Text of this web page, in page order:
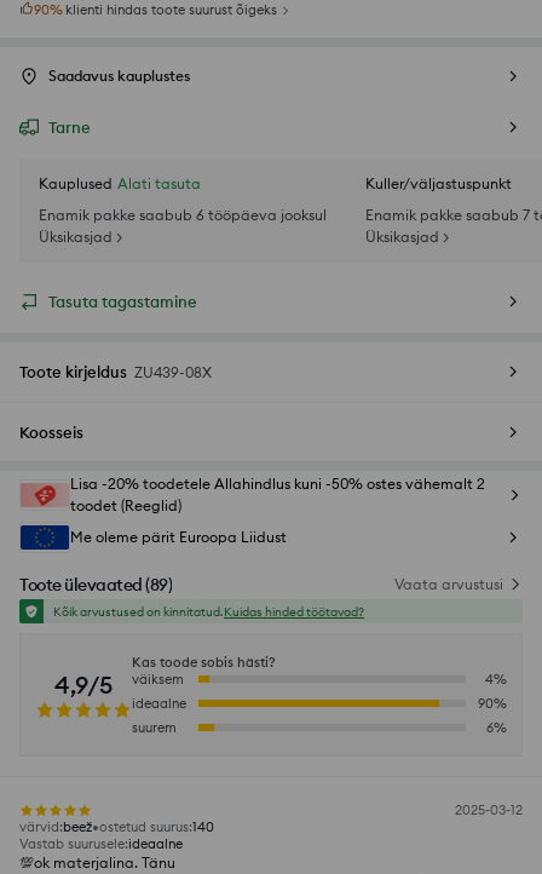
90% klienti hindas toote suurust õigeks
Saadavus kauplustes
Tarne
Kauplused Alati tasuta
Enamik pakke saabub 6 tööpäeva jooksul
Üksikasjad >
Kuller/väljastuspunkt
Enamik pakke saabub 7
Üksikasjad >
Tasuta tagastamine
Toote kirjeldus ZU439-08X
Koosseis
Lisa -20% toodetele Allahindlus kuni -50% ostes vähemalt 2
toodet (Reeglid)
Me oleme pärit Euroopa Liidust
Toote ülevaated (89) Vaata arvustusi
Kõik arvustused on kinnitatud.Kuidas hinded töötavad?
4,9/5
Kas toode sobis hästi?
väiksem
4%
ideaalne
90%
suurem
6%
2025-03-12
värvid:beež ostetud suurus:140
Vastab suurusele:ideaalne
💯ok materjalina. Tänu